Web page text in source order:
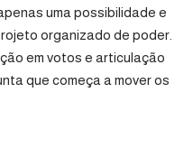
uma possibilidade e
organizado de poder.
em votos e articulação
que começa a mover os